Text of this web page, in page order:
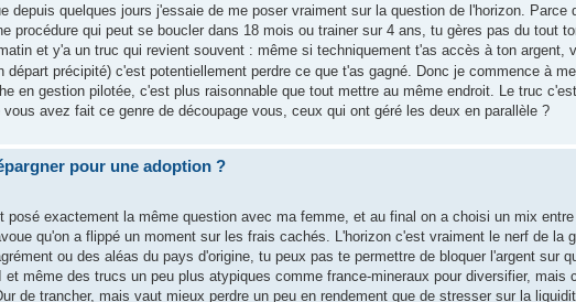
depuis quelques jours j'essaie de me poser vraiment sur la question de l'horizon. Parce
procédure qui peut se boucler dans 18 mois ou trainer sur 4 ans, tu gères pas du tout
et y'a un truc qui revient souvent : même si techniquement t'as accès à ton argent,
précipité) c'est potentiellement perdre ce que t'as gagné. Donc je commence à
en gestion pilotée, c'est plus raisonnable que tout mettre au même endroit. Le truc
avez fait ce genre de découpage vous, ceux qui ont géré les deux en parallèle ?
pour une adoption ?
exactement la même question avec ma femme, et au final on a choisi un mix
qu'on a flippé un moment sur les frais cachés. L'horizon c'est vraiment le nerf de la
ou des aléas du pays d'origine, tu peux pas te permettre de bloquer l'argent sur
même des trucs un peu plus atypiques comme france-mineraux pour diversifier, mais
de trancher, mais vaut mieux perdre un peu en rendement que de stresser sur la